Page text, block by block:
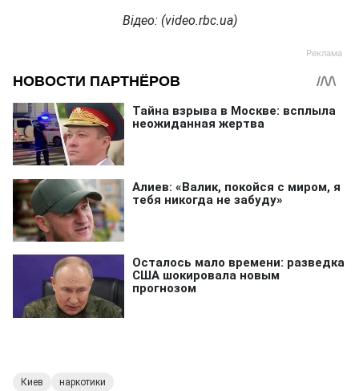
Відео: (video.rbc.ua)
Киев наркотики